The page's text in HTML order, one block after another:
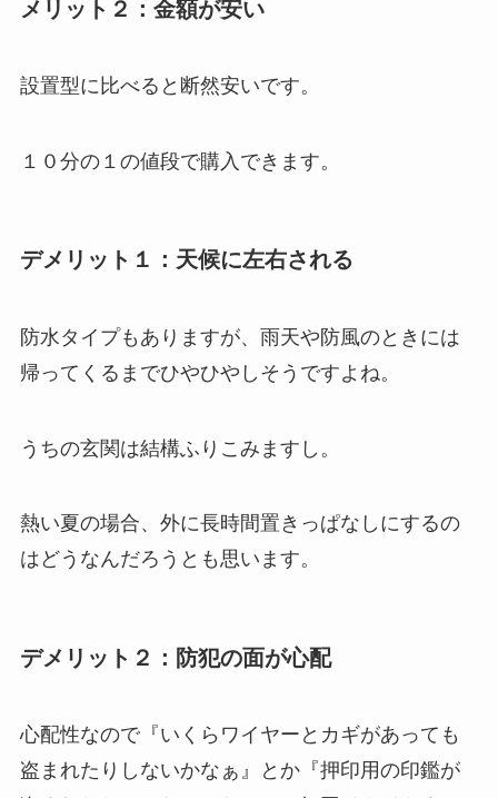
メリット２：金額が安い
設置型に比べると断然安いです。
１０分の１の値段で購入できます。
デメリット１：天候に左右される
防水タイプもありますが、雨天や防風のときには
帰ってくるまでひやひやしそうですよね。
うちの玄関は結構ふりこみますし。
熱い夏の場合、外に長時間置きっぱなしにするの
はどうなんだろうとも思います。
デメリット２：防犯の面が心配
心配性なので『いくらワイヤーとカギがあっても
盗まれたりしないかなぁ』とか『押印用の印鑑が